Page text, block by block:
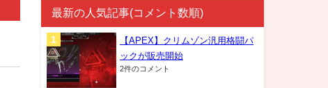
最新の人気記事(コメント数順)
【APEX】クリムゾン汎用格闘パ
ックが販売開始
2件のコメント